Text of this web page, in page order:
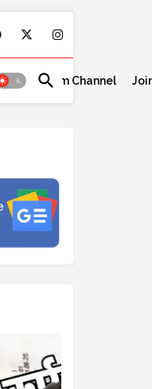
Telegram Channel